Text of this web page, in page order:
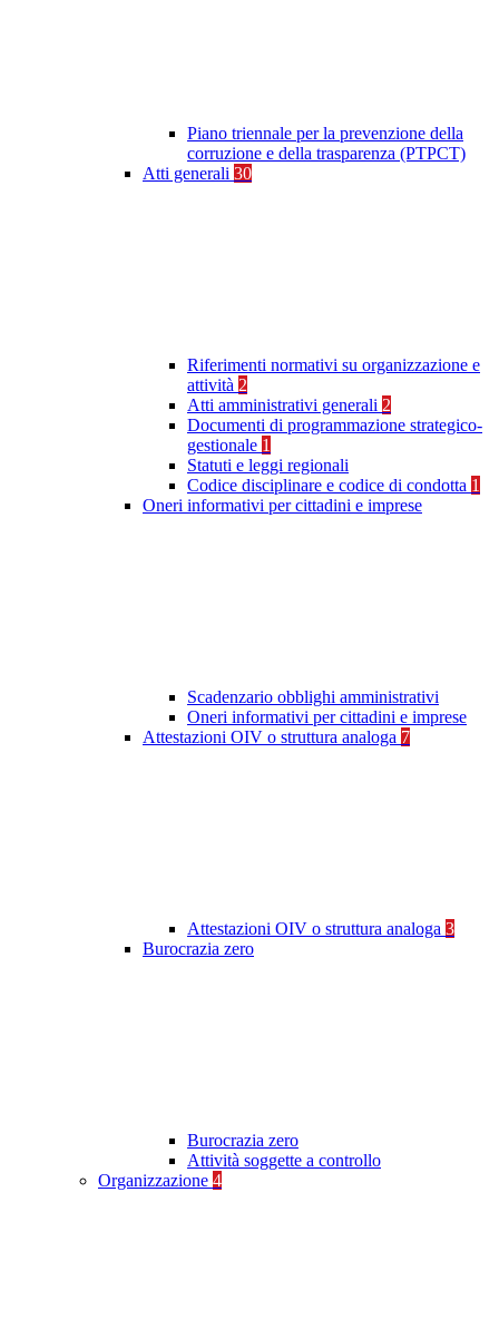
Piano triennale per la prevenzione della
corruzione e della trasparenza (PTPCT)
Atti generali 30
Riferimenti normativi su organizzazione e
attività 2
Atti amministrativi generali 2
Documenti di programmazione strategico-
gestionale 1
Statuti e leggi regionali
Codice disciplinare e codice di condotta 1
Oneri informativi per cittadini e imprese
Scadenzario obblighi amministrativi
Oneri informativi per cittadini e imprese
Attestazioni OIV o struttura analoga 7
Attestazioni OIV o struttura analoga 3
Burocrazia zero
Burocrazia zero
Attività soggette a controllo
Organizzazione 4